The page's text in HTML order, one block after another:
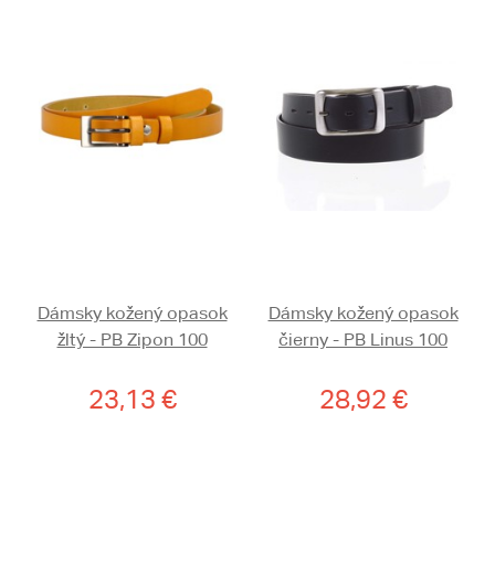
Dámsky kožený opasok
žltý - PB Zipon 100
23,13 €
Dámsky kožený opasok
čierny - PB Linus 100
28,92 €